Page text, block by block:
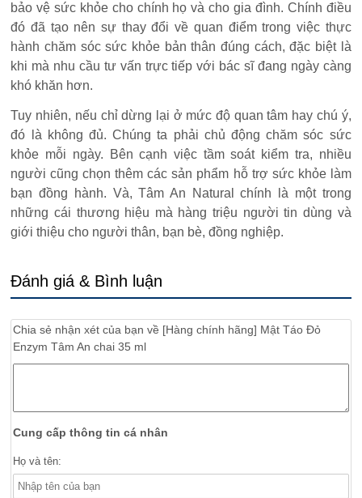
bảo vệ sức khỏe cho chính họ và cho gia đình. Chính điều
đó đã tạo nên sự thay đổi về quan điểm trong việc thực
hành chăm sóc sức khỏe bản thân đúng cách, đặc biệt là
khi mà nhu cầu tư vấn trực tiếp với bác sĩ đang ngày càng
khó khăn hơn.
Tuy nhiên, nếu chỉ dừng lại ở mức độ quan tâm hay chú ý,
đó là không đủ. Chúng ta phải chủ động chăm sóc sức
khỏe mỗi ngày. Bên cạnh việc tầm soát kiểm tra, nhiều
người cũng chọn thêm các sản phẩm hỗ trợ sức khỏe làm
bạn đồng hành. Và, Tâm An Natural chính là một trong
những cái thương hiệu mà hàng triệu người tin dùng và
giới thiệu cho người thân, bạn bè, đồng nghiệp.
Đánh giá & Bình luận
Chia sẻ nhận xét của bạn về [Hàng chính hãng] Mật Táo Đỏ
Enzym Tâm An chai 35 ml
Cung cấp thông tin cá nhân
Họ và tên: